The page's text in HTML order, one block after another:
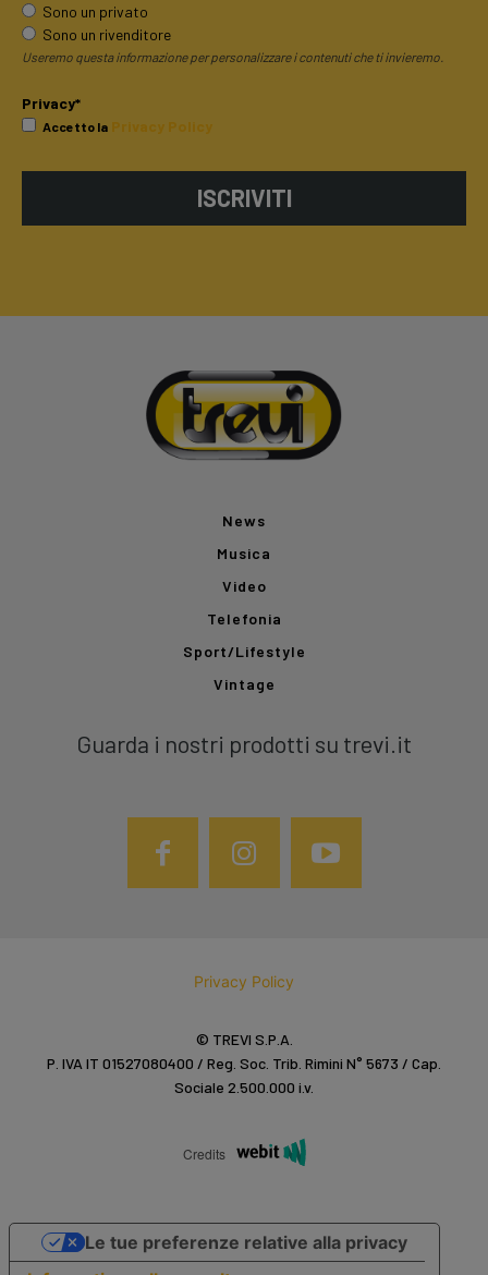
Sono un privato
Sono un rivenditore
Useremo questa informazione per personalizzare i contenuti che ti invieremo.
Privacy*
Accetto la Privacy Policy
ISCRIVITI
News
Musica
Video
Telefonia
Sport/Lifestyle
Vintage
Guarda i nostri prodotti su trevi.it
Privacy Policy
© TREVI S.P.A.
P. IVA IT 01527080400 / Reg. Soc. Trib. Rimini N° 5673 / Cap.
Sociale 2.500.000 i.v.
Credits
Le tue preferenze relative alla privacy